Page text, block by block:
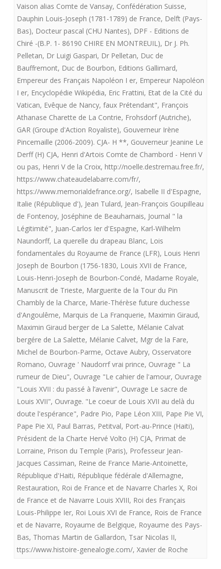
SACRE
DE
LOUIS
XVII
Vaison alias Comte de Vansay, Confédération Suisse,
Dauphin Louis-Joseph (1781-1789) de France, Delft (Pays-
Bas), Docteur pascal (CHU Nantes), DPF - Editions de
Chiré -(B.P. 1- 86190 CHIRE EN MONTREUIL), Dr J. Ph.
Pelletan, Dr Luigi Gaspari, Dr Pelletan, Duc de
Bauffremont, Duc de Bourbon, Editions Gallimard,
Empereur des Français Napoléon I er, Empereur Napoléon
I er, Encyclopédie Wikipédia, Eric Frattini, Etat de la Cité du
Vatican, Evêque de Nancy, faux Prétendant", François
Athanase Charette de La Contrie, Frohsdorf (Autriche),
GAR (Groupe d'Action Royaliste), Gouverneur Irène
Pincemaille (2006-2009). CJA- H **, Gouverneur Jeanine Le
Derff (H) CJA, Henri d'Artois Comte de Chambord - Henri V
ou pas, Henri V de la Croix, http://noelle.destremau.free.fr/,
https://www.chateaudelabarre.com/fr/,
https://www.memorialdefrance.org/, Isabelle II d'Espagne,
Italie (République d'), Jean Tulard, Jean-François Goupilleau
de Fontenoy, Joséphine de Beauharnais, Journal " la
Légitimité", Juan-Carlos Ier d'Espagne, Karl-Wilhelm
Naundorff, La querelle du drapeau Blanc, Lois
fondamentales du Royaume de France (LFR), Louis Henri
Joseph de Bourbon (1756-1830, Louis XVII de France,
Louis-Henri-Joseph de Bourbon-Condé, Madame Royale,
Manuscrit de Trieste, Marguerite de la Tour du Pin
Chambly de la Charce, Marie-Thérèse future duchesse
d'Angoulême, Marquis de La Franquerie, Maximin Giraud,
Maximin Giraud berger de La Salette, Mélanie Calvat
bergére de La Salette, Mélanie Calvet, Mgr de la Fare,
Michel de Bourbon-Parme, Octave Aubry, Osservatore
Romano, Ouvrage ' Naudorrf vrai prince, Ouvrage " La
rumeur de Dieu", Ouvrage "Le cahier de l'amour, Ouvrage
"Louis XVII : du passé à l’avenir", Ouvrage Le sacre de
Louis XVII", Ouvrage. "Le coeur de Louis XVII au delà du
doute l'espérance", Padre Pio, Pape Léon XIII, Pape Pie VI,
Pape Pie XI, Paul Barras, Petitval, Port-au-Prince (Haiti),
Président de la Charte Hervé Volto (H) CJA, Primat de
Lorraine, Prison du Temple (Paris), Professeur Jean-
Jacques Cassiman, Reine de France Marie-Antoinette,
République d'Haiti, République fédérale d'Allemagne,
Restauration, Roi de France et de Navarre Charles X, Roi
de France et de Navarre Louis XVIII, Roi des Français
Louis-Philippe Ier, Roi Louis XVI de France, Rois de France
et de Navarre, Royaume de Belgique, Royaume des Pays-
Bas, Thomas Martin de Gallardon, Tsar Nicolas II,
ttps://www.histoire-genealogie.com/, Xavier de Roche